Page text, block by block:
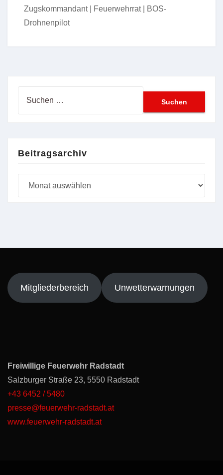
Zugskommandant | Feuerwehrrat | BOS-
Drohnenpilot
Beitragsarchiv
Mitgliederbereich Unwetterwarnungen
Freiwillige Feuerwehr Radstadt
Salzburger Straße 23, 5550 Radstadt
+43 6452 / 5480
presse@feuerwehr-radstadt.at
www.feuerwehr-radstadt.at